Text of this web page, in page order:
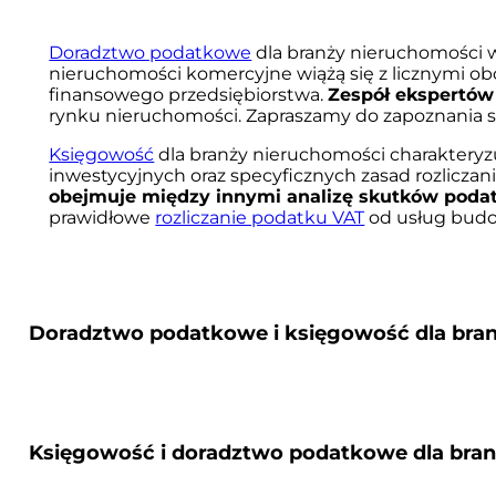
Doradztwo podatkowe dla branży nieruchomości
nieruchomości komercyjne wiążą się z licznymi
finansowego przedsiębiorstwa.Zespół
rynku nieruchomości. Zapraszamy do zapoznania
Księgowość dla branży nieruchomości
inwestycyjnych oraz specyficznych zasad
obejmuje między innymi analizę skutków
prawidłowe rozliczanie podatku VATod usług
Doradztwo podatkowe i księgowość dla
Usługę księgowość dla branży nieruchomości
inwestycyjnych, deweloperów oraz zarządców
Księgowość i doradztwo podatkowe dla